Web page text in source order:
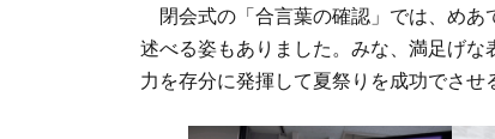
閉会式の「合言葉の確認」では、めあ
述べる姿もありました。みな、満足げ
力を存分に発揮して夏祭りを成功でさせ